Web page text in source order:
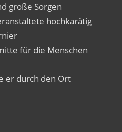
große Sorgen
hochkarätig
für die Menschen
er durch den Ort